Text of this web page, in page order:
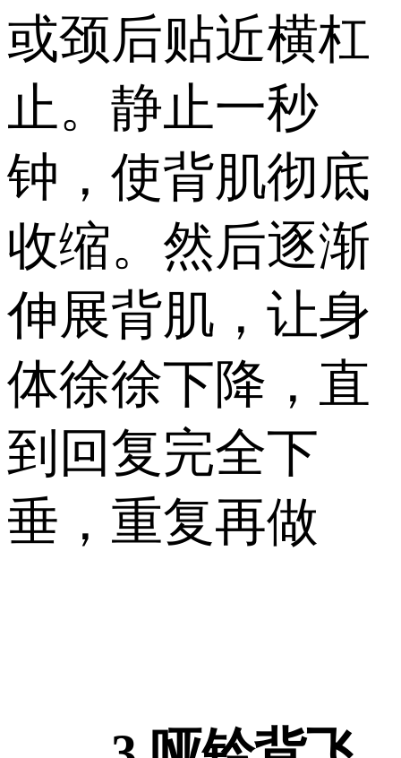
或颈后贴近横杠
止。静止一秒
钟，使背肌彻底
收缩。然后逐渐
伸展背肌，让身
体徐徐下降，直
到回复完全下
垂，重复再做